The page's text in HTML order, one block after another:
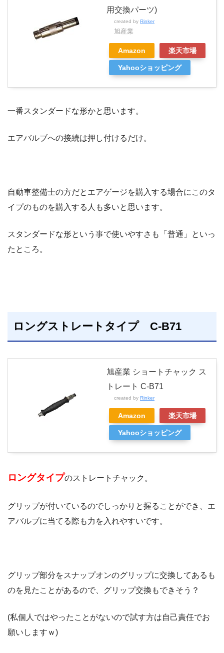
用交換パーツ)
created by Rinker
旭産業
Amazon 楽天市場
Yahooショッピング
一番スタンダードな形かと思います。
エアバルブへの接続は押し付けるだけ。
自動車整備士の方だとエアゲージを購入する場合にこのタ
イプのものを購入する人も多いと思います。
スタンダードな形という事で使いやすさも「普通」といっ
たところ。
ロングストレートタイプ C-B71
旭産業 ショートチャック ス
トレート C-B71
created by Rinker
Amazon 楽天市場
Yahooショッピング
ロングタイプのストレートチャック。
グリップが付いているのでしっかりと握ることができ、エ
アバルブに当てる際も力を入れやすいです。
グリップ部分をスナップオンのグリップに交換してあるも
のを見たことがあるので、グリップ交換もできそう？
(私個人ではやったことがないので試す方は自己責任でお
願いしますｗ)